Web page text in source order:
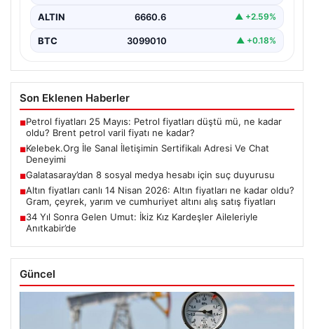
ALTIN 6660.6 ▲ +2.59%
BTC 3099010 ▲ +0.18%
Son Eklenen Haberler
■Petrol fiyatları 25 Mayıs: Petrol fiyatları düştü mü, ne kadar
oldu? Brent petrol varil fiyatı ne kadar?
■Kelebek.Org İle Sanal İletişimin Sertifikalı Adresi Ve Chat
Deneyimi
■Galatasaray’dan 8 sosyal medya hesabı için suç duyurusu
■Altın fiyatları canlı 14 Nisan 2026: Altın fiyatları ne kadar oldu?
Gram, çeyrek, yarım ve cumhuriyet altını alış satış fiyatları
■34 Yıl Sonra Gelen Umut: İkiz Kız Kardeşler Aileleriyle
Anıtkabir’de
Güncel